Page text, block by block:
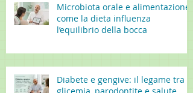
Microbiota orale e alimentazione:
come la dieta influenza
l’equilibrio della bocca
Diabete e gengive: il legame tra